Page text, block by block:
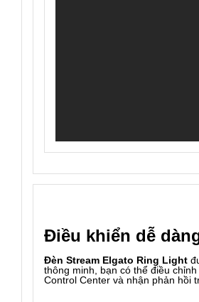
Điều khiển dễ
Đèn Stream Elgato Ring Light
thông minh, bạn có thể điều
Control Center và nhận phản hồi